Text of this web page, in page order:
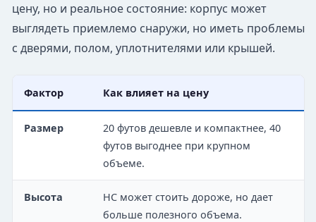
цену, но и реальное состояние: корпус может
выглядеть приемлемо снаружи, но иметь проблемы
с дверями, полом, уплотнителями или крышей.
Фактор Как влияет на цену
Размер
20 футов дешевле и компактнее, 40
футов выгоднее при крупном
объеме.
Высота
HC может стоить дороже, но дает
больше полезного объема.